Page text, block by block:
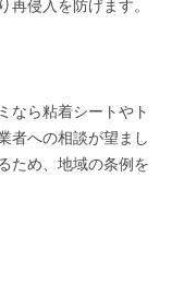
再侵入を防げます。
なら粘着シートやト
者への相談が望まし
ため、地域の条例を